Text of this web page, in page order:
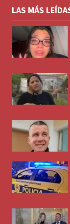
LAS MÁS